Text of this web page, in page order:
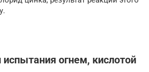
испытания огнем, кислотой